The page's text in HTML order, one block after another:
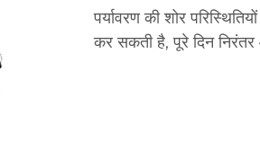
पर्यावरण की शोर
कर सकती है, पूरे दिन निरंतर